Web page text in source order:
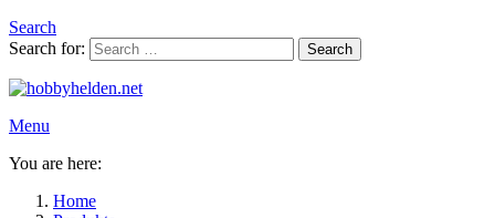
Search
Search for:
Search
Menu
You are here:
Home